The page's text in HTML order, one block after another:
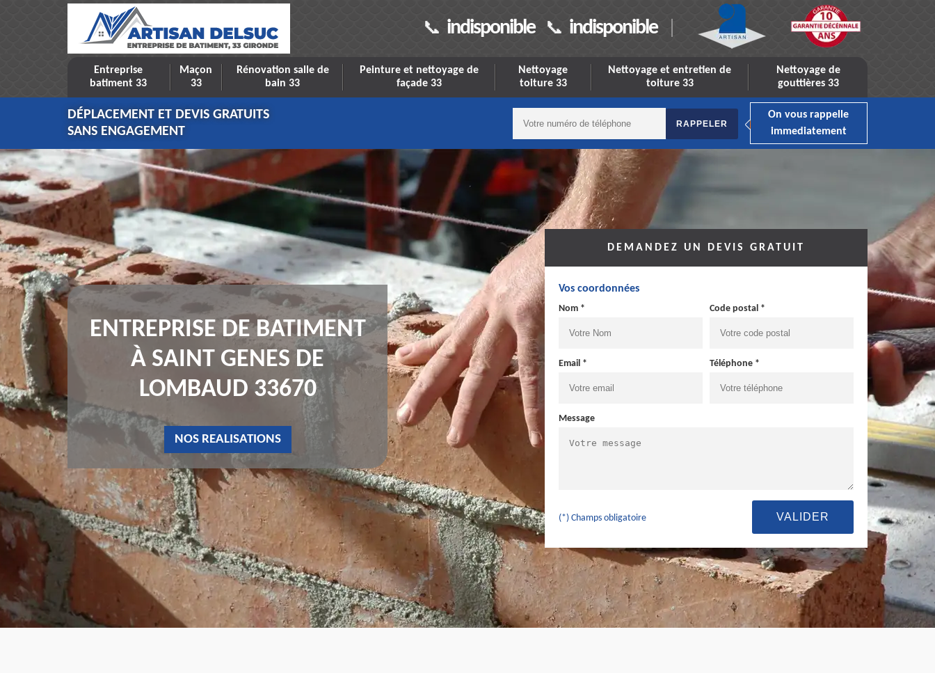
indisponible indisponible
Entreprise
batiment 33
Maçon
33
Rénovation salle de
bain 33
Peinture et nettoyage de
façade 33
Nettoyage
toiture 33
Nettoyage et entretien de
toiture 33
Nettoyage de
gouttières 33
DÉPLACEMENT ET DEVIS GRATUITS
SANS ENGAGEMENT
On vous rappelle
immediatement
ENTREPRISE DE BATIMENT
À SAINT GENES DE
LOMBAUD 33670
NOS REALISATIONS
DEMANDEZ UN DEVIS GRATUIT
Vos coordonnées
Nom * Code postal *
Email * Téléphone *
Message
(*) Champs obligatoire